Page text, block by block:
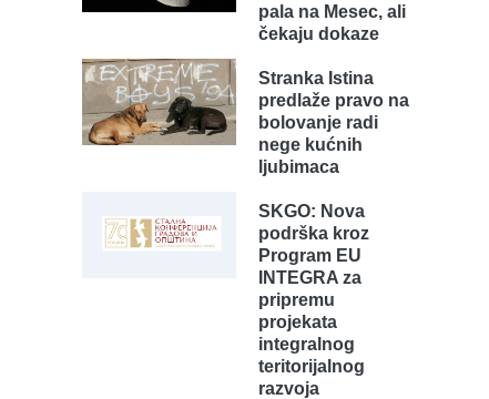
pala na Mesec, ali
čekaju dokaze
Stranka Istina
predlaže pravo na
bolovanje radi
nege kućnih
ljubimaca
SKGO: Nova
podrška kroz
Program EU
INTEGRA za
pripremu
projekata
integralnog
teritorijalnog
razvoja